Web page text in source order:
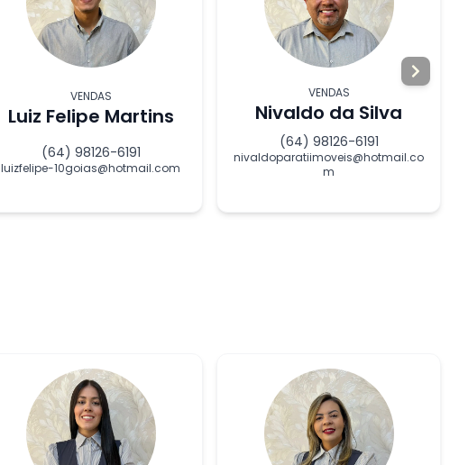
VENDAS
Luiz Felipe Martins
(64) 98126-6191
luizfelipe-10goias@hotmail.com
VENDAS
Nivaldo da Silva
(64) 98126-6191
nivaldoparatiimoveis@hotmail.co
m